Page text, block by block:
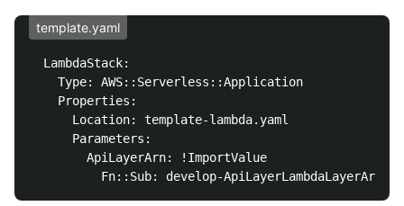
template.yaml
  LambdaStack:
    Type: AWS::Serverless::Application
    Properties:
      Location: template-lambda.yaml
      Parameters:
        ApiLayerArn: !ImportValue